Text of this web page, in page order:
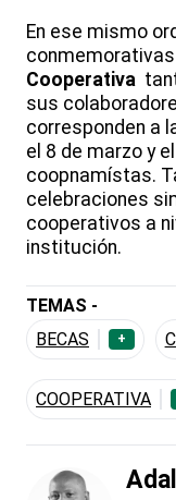
En ese mismo
Cooperativa
sus
corresponden a
el 8 de marzo y
coopnamístas.
celebraciones
cooperativos a
institución.
TEMAS -
BECAS
+
COOPERATIVA